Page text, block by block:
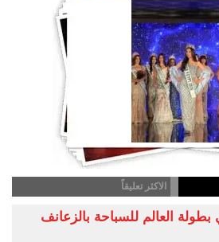
الاكثر تعليقاً
العالم للسباحة بالزعانف